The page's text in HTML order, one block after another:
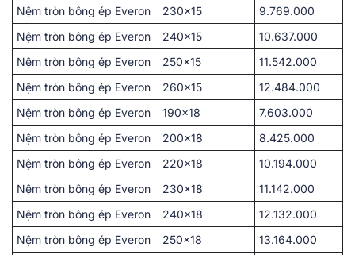
Nệm tròn bông ép Everon
230×15
9.769.000
Nệm tròn bông ép Everon
240×15
10.637.000
Nệm tròn bông ép Everon
250×15
11.542.000
Nệm tròn bông ép Everon
260×15
12.484.000
Nệm tròn bông ép Everon
190×18
7.603.000
Nệm tròn bông ép Everon
200×18
8.425.000
Nệm tròn bông ép Everon
220×18
10.194.000
Nệm tròn bông ép Everon
230×18
11.142.000
Nệm tròn bông ép Everon
240×18
12.132.000
Nệm tròn bông ép Everon
250×18 13.164.000